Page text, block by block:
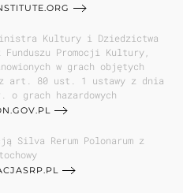
Kultury i Dziedzictwa
Funduszu Promocji Kultury,
w grach objętych
z art. 80 ust. 1 ustawy z dnia
grach hazardowych
Silva Rerum Polonarum z